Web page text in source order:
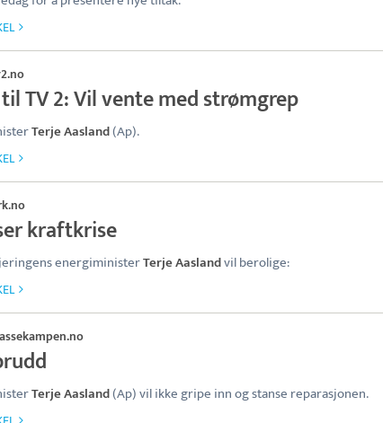
TV 2: Vil vente med strømgrep
Terje Aasland(Ap).
kraftkrise
energiministerTerje Aaslandvil berolige:
Terje Aasland(Ap) vil ikke gripe inn og stanse reparasjonen.